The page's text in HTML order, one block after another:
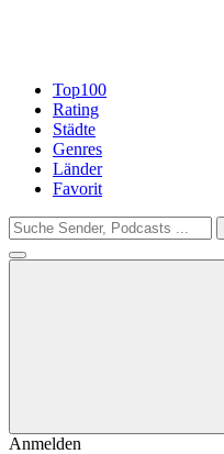
Top100
Rating
Städte
Genres
Länder
Favorit
Anmelden